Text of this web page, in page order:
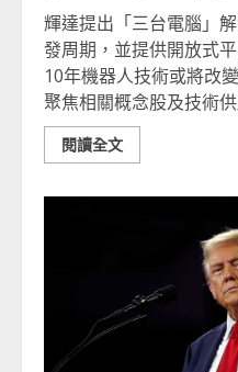
輝達提出「三台電腦」
發周期，並提供開放式
10年機器人技術或將改
聚焦相關概念股及技術
閱讀全文